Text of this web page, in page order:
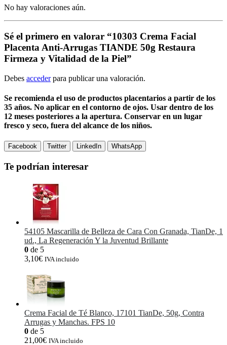
No hay valoraciones aún.
Sé el primero en valorar “10303 Crema Facial
Placenta Anti-Arrugas TIANDE 50g Restaura
Firmeza y Vitalidad de la Piel”
Debes accederpara publicar una valoración.
Se recomienda el uso de productos placentarios a partir de los
35 años. No aplicar en el contorno de ojos. Usar dentro de los
12 meses posteriores a la apertura. Conservar en un lugar
fresco y seco, fuera del alcance de los niños.
Facebook Twitter LinkedIn WhatsApp
Te podrían interesar
54105 Mascarilla de Belleza de Cara Con Granada, TianDe, 1
ud., La Regeneración Y la Juventud Brillante
0 de 5
3,10€ IVA incluido
Crema Facial de Té Blanco, 17101 TianDe, 50g, Contra
Arrugas y Manchas. FPS 10
0 de 5
21,00€ IVA incluido